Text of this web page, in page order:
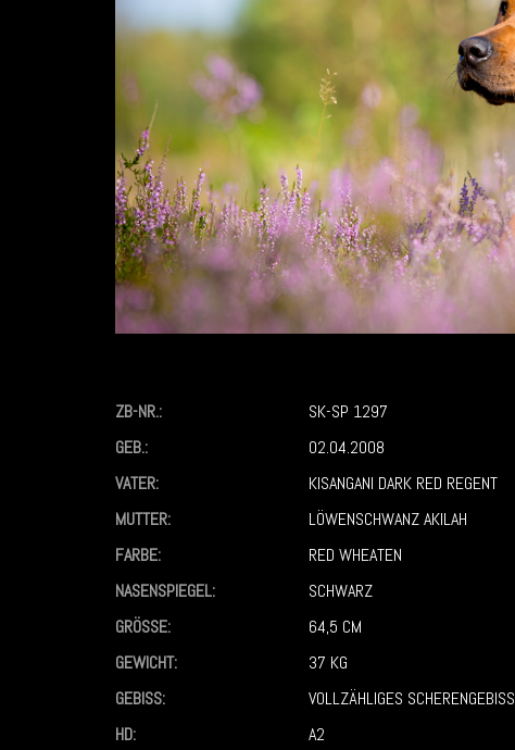
ZB-NR.:
SK-SP 1297
GEB.:
02.04.2008
VATER:
KISANGANI DARK RED REGENT
MUTTER:
LÖWENSCHWANZ AKILAH
FARBE:
RED WHEATEN
NASENSPIEGEL:
SCHWARZ
GRÖSSE:
64,5 CM
GEWICHT:
37 KG
GEBISS:
VOLLZÄHLIGES SCHERENGEBISS
HD:
A2